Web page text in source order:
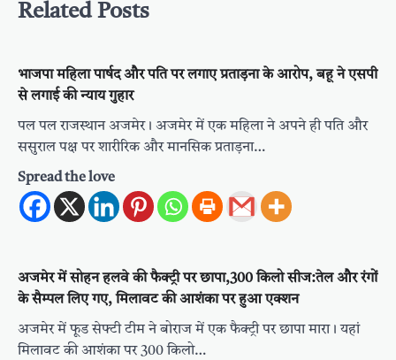
Related Posts
भाजपा महिला पार्षद और पति पर लगाए प्रताड़ना के आरोप, बहू ने एसपी
से लगाई की न्याय गुहार
पल पल राजस्थान अजमेर। अजमेर में एक महिला ने अपने ही पति और
ससुराल पक्ष पर शारीरिक और मानसिक प्रताड़ना…
Spread the love
अजमेर में सोहन हलवे की फैक्ट्री पर छापा,300 किलो सीज:तेल और रंगों
के सैम्पल लिए गए, मिलावट की आशंका पर हुआ एक्शन
अजमेर में फूड सेफ्टी टीम ने बोराज में एक फैक्ट्री पर छापा मारा। यहां
मिलावट की आशंका पर 300 किलो…